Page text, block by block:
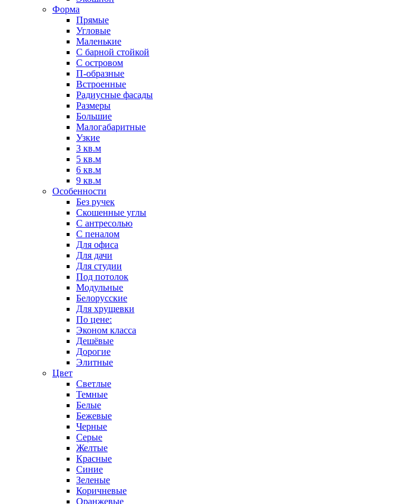
Форма
Прямые
Угловые
Маленькие
С барной стойкой
С островом
П-образные
Встроенные
Радиусные фасады
Размеры
Большие
Малогабаритные
Узкие
3 кв.м
5 кв.м
6 кв.м
9 кв.м
Особенности
Без ручек
Скошенные углы
С антресолью
С пеналом
Для офиса
Для дачи
Для студии
Под потолок
Модульные
Белорусские
Для хрущевки
По цене:
Эконом класса
Дешёвые
Дорогие
Элитные
Цвет
Светлые
Темные
Белые
Бежевые
Черные
Серые
Желтые
Красные
Синие
Зеленые
Коричневые
Оранжевые